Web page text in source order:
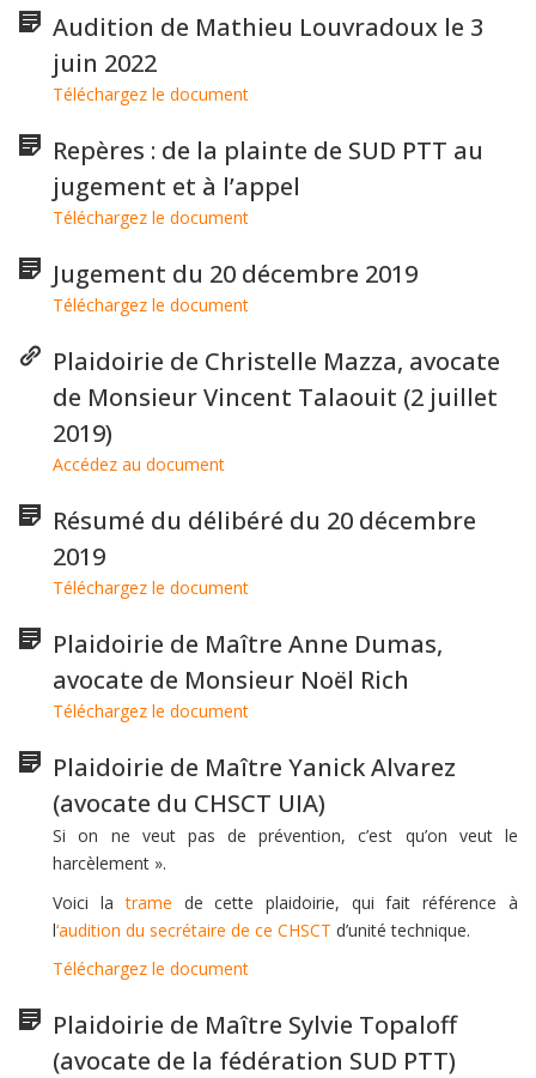
Audition de Mathieu Louvradoux le 3
juin 2022
Téléchargez le document
Repères : de la plainte de SUD PTT au
jugement et à l’appel
Téléchargez le document
Jugement du 20 décembre 2019
Téléchargez le document
Plaidoirie de Christelle Mazza, avocate
de Monsieur Vincent Talaouit (2 juillet
2019)
Accédez au document
Résumé du délibéré du 20 décembre
2019
Téléchargez le document
Plaidoirie de Maître Anne Dumas,
avocate de Monsieur Noël Rich
Téléchargez le document
Plaidoirie de Maître Yanick Alvarez
(avocate du CHSCT UIA)
Si on ne veut pas de prévention, c’est qu’on veut le
harcèlement ».
Voici latrame de cette plaidoirie, qui fait référence à
l‘audition du secrétaire de ce CHSCTd’unité technique.
Téléchargez le document
Plaidoirie de Maître Sylvie Topaloff
(avocate de la fédération SUD PTT)